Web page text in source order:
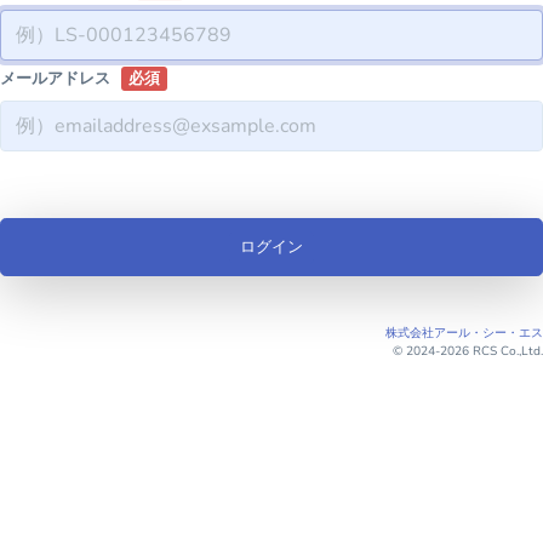
メールアドレス
株式会社アール・シー・エス
© 2024-2026 RCS Co.,Ltd.